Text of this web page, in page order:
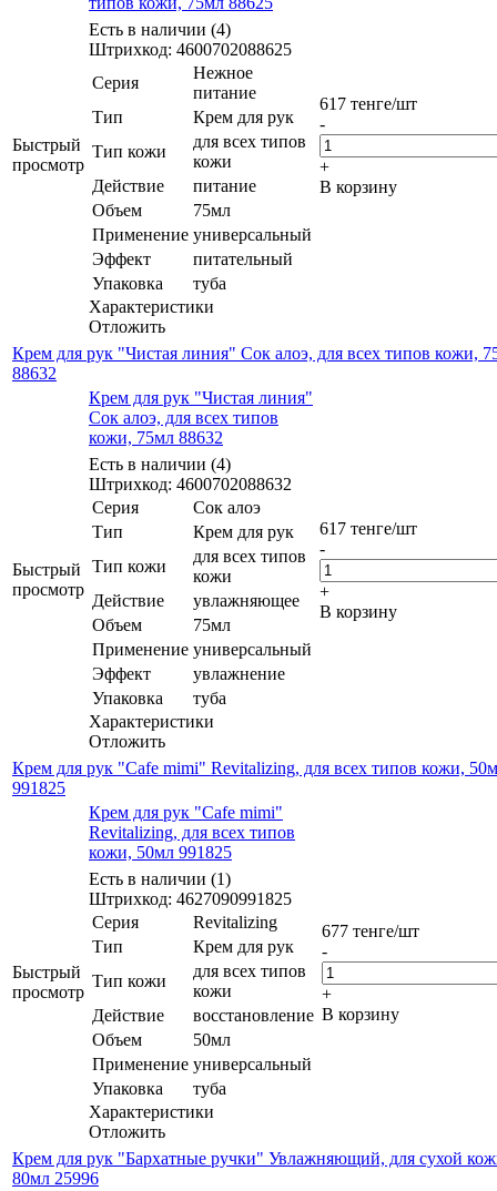
Быстрый
просмотр
Есть в наличии (4)
Штрихкод: 4600702088625
Серия
Нежное
питание
Тип
Крем для рук
Тип кожи
для всех типов
кожи
Действие
питание
Объем
75мл
Применение универсальный
Эффект
питательный
Упаковка
туба
Характеристики
Отложить
617 тенге/шт
-
+
В корзину
Крем для рук "Чистая линия" Сок алоэ, для всех типов кожи,
88632
Быстрый
просмотр
Крем для рук "Чистая линия"
Сок алоэ, для всех типов
кожи, 75мл 88632
Есть в наличии (4)
Штрихкод: 4600702088632
Серия
Сок алоэ
Тип
Крем для рук
Тип кожи
для всех типов
кожи
Действие
увлажняющее
Объем
75мл
Применение универсальный
Эффект
увлажнение
Упаковка
туба
Характеристики
Отложить
617 тенге/шт
-
+
В корзину
Крем для рук "Cafe mimi" Revitalizing, для всех типов кожи,
991825
Быстрый
просмотр
Крем для рук "Cafe mimi"
Revitalizing, для всех типов
кожи, 50мл 991825
Есть в наличии (1)
Штрихкод: 4627090991825
Серия
Revitalizing
Тип
Крем для рук
Тип кожи
для всех типов
кожи
Действие
восстановление
Объем
50мл
Применение универсальный
Упаковка
туба
Характеристики
Отложить
677 тенге/шт
-
+
В корзину
Крем для рук "Бархатные ручки" Увлажняющий, для сухой
80мл 25996